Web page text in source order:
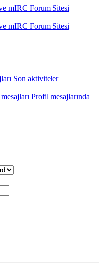
Son aktiviteler
Profil mesajlarında